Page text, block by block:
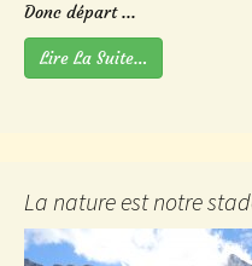
Donc départ ...
Lire La Suite…
La nature est notre